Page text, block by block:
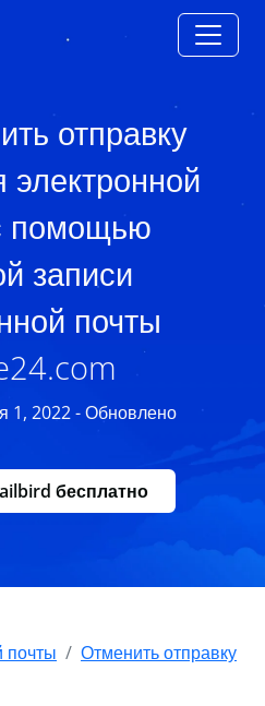
отправку
помощью
записи
почты
1, 2022 - Обновлено
бесплатно
почты
Отменить отправку